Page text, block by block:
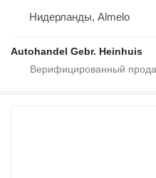
Нидерланды, Almelo
Autohandel Gebr. Heinhuis